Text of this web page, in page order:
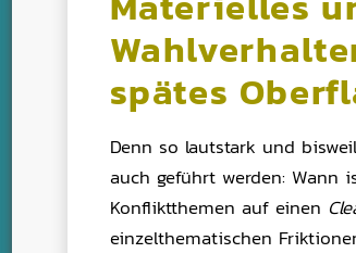
spätes
Denn so lautstark und
auch geführt werden: Wann
Konfliktthemen auf einen
einzelthematischen